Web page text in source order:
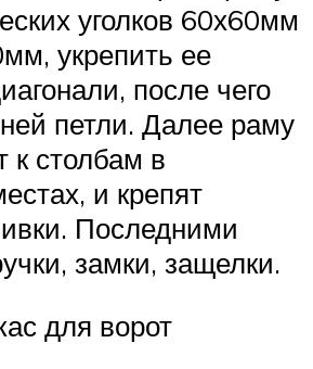
уголков 60х60мм
укрепить ее
после чего
петли. Далее раму
к столбам в
и крепят
Последними
замки, защелки.
для ворот